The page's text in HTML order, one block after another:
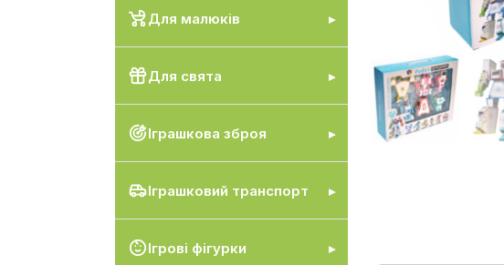
Для малюків
Для свята
Іграшкова зброя
Іграшковий транспорт
Ігрові фігурки